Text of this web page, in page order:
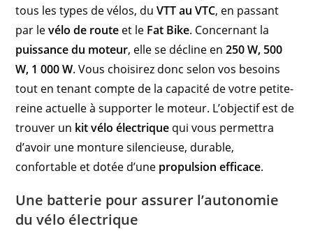
tous les types de vélos, duVTT au VTC, en passant
par levélo de route et le Fat Bike. Concernant la
puissance du moteur, elle se décline en250 W, 500
W, 1 000 W. Vous choisirez donc selon vos besoins
tout en tenant compte de la capacité de votre petite-
reine actuelle à supporter le moteur. L’objectif est de
trouver un kit vélo électrique qui vous permettra
d’avoir une monture silencieuse, durable,
confortable et dotée d’une propulsion efficace.
Une batterie pour assurer l’autonomie
du vélo électrique